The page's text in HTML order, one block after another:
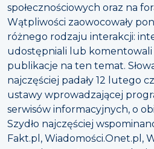
społecznościowych oraz na
Wątpliwości zaowocowały
różnego rodzaju interakcji:
udostępniali lub komentowali
publikacje na ten temat.
najczęściej padały 12 lutego
ustawy wprowadzającej
serwisów informacyjnych, o
Szydło najczęściej
Fakt.pl, Wiadomości.Onet.pl,